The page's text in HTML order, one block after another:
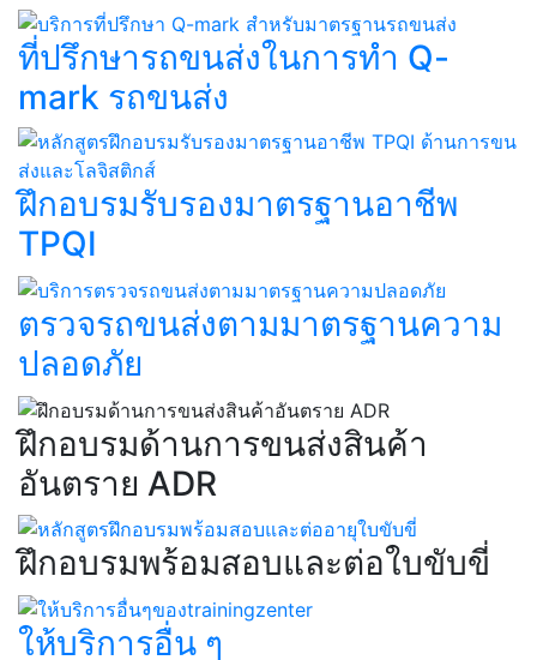
ที่ปรึกษารถขนส่งในการทำ Q-
mark รถขนส่ง​​
ฝึกอบรมรับรองมาตรฐานอาชีพ
TPQI​
ตรวจรถขนส่งตามมาตรฐานความ
ปลอดภัย​
ฝึกอบรมด้านการขนส่งสินค้า
อันตราย ADR​
ฝึกอบรมพร้อมสอบและต่อใบขับขี่​
ให้บริการอื่น ๆ​